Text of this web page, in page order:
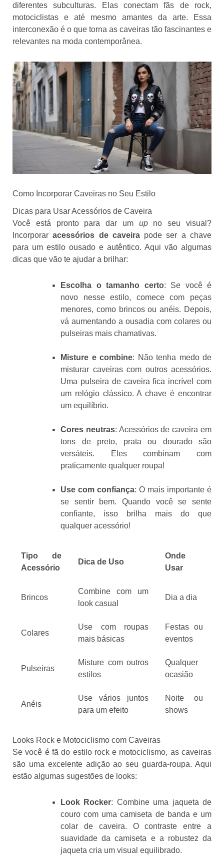
diferentes subculturas. Elas conectam fãs de rock,
motociclistas e até mesmo amantes da arte. Essa
interconexão é o que torna as caveiras tão fascinantes e
relevantes na moda contemporânea.
Como Incorporar Caveiras no Seu Estilo
Dicas para Usar Acessórios de Caveira
Você está pronto para dar um upno seu visual?
Incorporaracessórios de caveirapode ser a chave
para um estilo ousado e autêntico. Aqui vão algumas
dicas que vão te ajudar a brilhar:
Escolha o tamanho certo: Se você é
novo nesse estilo, comece com peças
menores, como brincos ou anéis. Depois,
vá aumentando a ousadia com colares ou
pulseiras mais chamativas.
Misture e combine: Não tenha medo de
misturar caveiras com outros acessórios.
Uma pulseira de caveira fica incrível com
um relógio clássico. A chave é encontrar
um equilíbrio.
Cores neutras: Acessórios de caveira em
tons de preto, prata ou dourado são
versáteis. Eles combinam com
praticamente qualquer roupa!
Use com confiança: O mais importante é
se sentir bem. Quando você se sente
confiante, isso brilha mais do que
qualquer acessório!
Tipo de
Acessório
Dica de Uso
Onde
Usar
Brincos
Combine com um
look casual
Dia a dia
Colares
Use com roupas
mais básicas
Festas ou
eventos
Pulseiras
Misture com outros
estilos
Qualquer
ocasião
Anéis
Use vários juntos
para um efeito
Noite ou
shows
Looks Rock e Motociclismo com Caveiras
Se você é fã do estilo rock e motociclismo, as caveiras
são uma excelente adição ao seu guarda-roupa. Aqui
estão algumas sugestões de looks:
Look Rocker: Combine uma jaqueta de
couro com uma camiseta de banda e um
colar de caveira. O contraste entre a
suavidade da camiseta e a robustez da
jaqueta cria um visual equilibrado.